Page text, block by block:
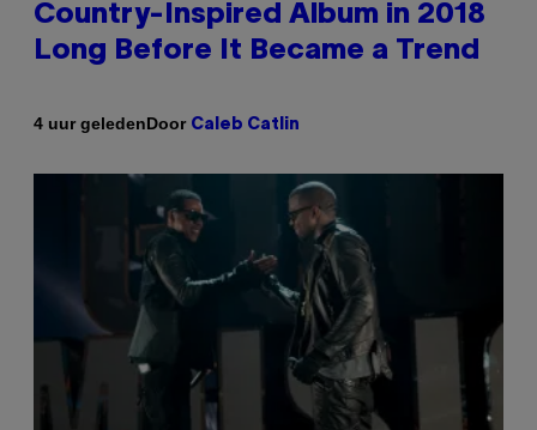
Country-Inspired Album in 2018
Long Before It Became a Trend
4 uur geledenDoor Caleb Catlin